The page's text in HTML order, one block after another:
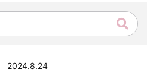
コロラド州 2公演 SBD 完全収録！
2024.11.9
2024.8.24